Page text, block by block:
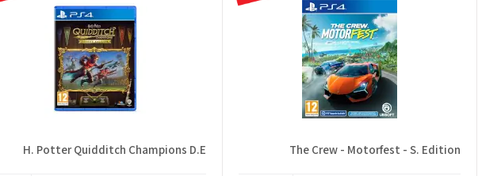
The Crew - Motorfest - S. Edition
H. Potter Quidditch Champions D.E